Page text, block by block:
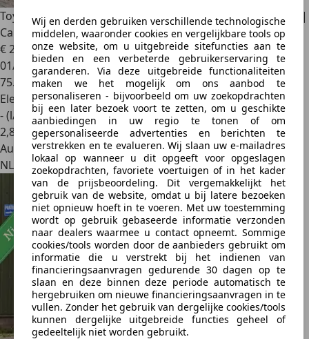
Wij en derden gebruiken verschillende technologische
middelen, waaronder cookies en vergelijkbare tools op
onze website, om u uitgebreide sitefuncties aan te
bieden en een verbeterde gebruikerservaring te
garanderen. Via deze uitgebreide functionaliteiten
maken we het mogelijk om ons aanbod te
personaliseren - bijvoorbeeld om uw zoekopdrachten
bij een later bezoek voort te zetten, om u geschikte
aanbiedingen in uw regio te tonen of om
gepersonaliseerde advertenties en berichten te
verstrekken en te evalueren. Wij slaan uw e-mailadres
lokaal op wanneer u dit opgeeft voor opgeslagen
zoekopdrachten, favoriete voertuigen of in het kader
van de prijsbeoordeling. Dit vergemakkelijkt het
gebruik van de website, omdat u bij latere bezoeken
niet opnieuw hoeft in te voeren. Met uw toestemming
wordt op gebruik gebaseerde informatie verzonden
naar dealers waarmee u contact opneemt. Sommige
cookies/tools worden door de aanbieders gebruikt om
informatie die u verstrekt bij het indienen van
financieringsaanvragen gedurende 30 dagen op te
slaan en deze binnen deze periode automatisch te
hergebruiken om nieuwe financieringsaanvragen in te
vullen. Zonder het gebruik van dergelijke cookies/tools
kunnen dergelijke uitgebreide functies geheel of
gedeeltelijk niet worden gebruikt.
Toyota CorollaTouring Sports Hybrid 140 Active | Camera |
Carpla
€ 23.8901
01/2024
75.146 km
Elektro/Benzine
- (l/100 km)
2,8
Autobedrijf
NL 3755 LD